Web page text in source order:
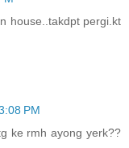
house..takdpt pergi.kt
PM
ke rmh ayong yerk??